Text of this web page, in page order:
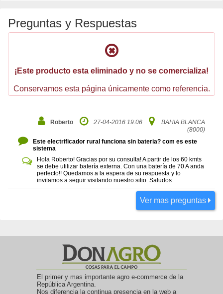
Preguntas y Respuestas
¡Este producto esta eliminado y no se comercializa!
Conservamos esta página únicamente como referencia.
Roberto 27-04-2016 19:06
BAHIA BLANCA
(8000)
Este electrificador rural funciona sin bateria? com es este
sistema
Hola Roberto! Gracias por su consulta! A partir de los 60 kmts
se debe utilizar batería externa. Con una batería de 70 A anda
perfecto!! Quedamos a la espera de su respuesta y lo
invitamos a seguir visitando nuestro sitio. Saludos
Ver mas preguntas
El primer y mas importante agro e-commerce de la
República Argentina.
Nos diferencia la continua presencia en la web a